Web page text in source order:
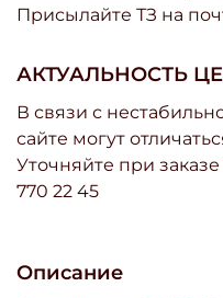
Описание
Присылайте ТЗ на
АКТУАЛЬНОСТЬ
В связи с
сайте могут
Уточняйте при
770 22 45